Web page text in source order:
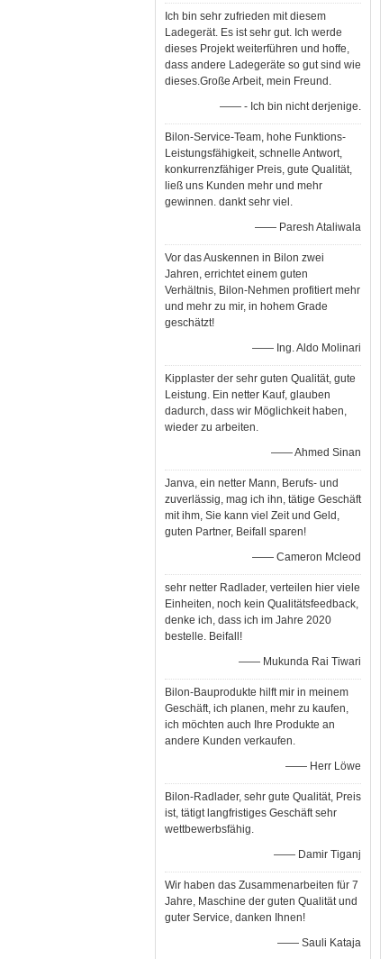
Ich bin sehr zufrieden mit diesem
Ladegerät. Es ist sehr gut. Ich werde
dieses Projekt weiterführen und hoffe,
dass andere Ladegeräte so gut sind wie
dieses.Große Arbeit, mein Freund.
—— - Ich bin nicht derjenige.
Bilon-Service-Team, hohe Funktions-
Leistungsfähigkeit, schnelle Antwort,
konkurrenzfähiger Preis, gute Qualität,
ließ uns Kunden mehr und mehr
gewinnen. dankt sehr viel.
—— Paresh Ataliwala
Vor das Auskennen in Bilon zwei
Jahren, errichtet einem guten
Verhältnis, Bilon-Nehmen profitiert mehr
und mehr zu mir, in hohem Grade
geschätzt!
—— Ing. Aldo Molinari
Kipplaster der sehr guten Qualität, gute
Leistung. Ein netter Kauf, glauben
dadurch, dass wir Möglichkeit haben,
wieder zu arbeiten.
—— Ahmed Sinan
Janva, ein netter Mann, Berufs- und
zuverlässig, mag ich ihn, tätige Geschäft
mit ihm, Sie kann viel Zeit und Geld,
guten Partner, Beifall sparen!
—— Cameron Mcleod
sehr netter Radlader, verteilen hier viele
Einheiten, noch kein Qualitätsfeedback,
denke ich, dass ich im Jahre 2020
bestelle. Beifall!
—— Mukunda Rai Tiwari
Bilon-Bauprodukte hilft mir in meinem
Geschäft, ich planen, mehr zu kaufen,
ich möchten auch Ihre Produkte an
andere Kunden verkaufen.
—— Herr Löwe
Bilon-Radlader, sehr gute Qualität, Preis
ist, tätigt langfristiges Geschäft sehr
wettbewerbsfähig.
—— Damir Tiganj
Wir haben das Zusammenarbeiten für 7
Jahre, Maschine der guten Qualität und
guter Service, danken Ihnen!
—— Sauli Kataja